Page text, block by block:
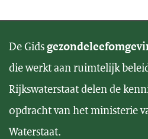
De Gids
die werkt aan ruimtelijk
Rijkswaterstaat delen de
opdracht van het ministerie
Waterstaat.